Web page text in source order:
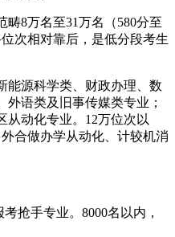
8万名至31万名（580分至
次相对靠后，是低分段考生
源科学类、财政办理、数
语类及旧事传媒类专业；
从动化专业。12万位次以
合做办学从动化、计较机消
抢手专业。8000名以内，